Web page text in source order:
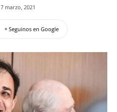
marzo, 2021
+ Seguinos en Google